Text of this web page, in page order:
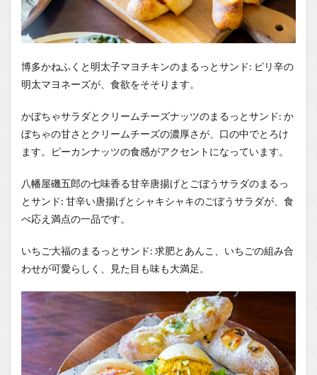
博多かねふくと明太子マヨチキンのまるっとサンド: ピリ辛の
明太マヨネーズが、食欲をそそります。
かぼちゃサラダとクリームチーズナッツのまるっとサンド: か
ぼちゃの甘さとクリームチーズの濃厚さが、口の中でとろけ
ます。ピーカンナッツの食感がアクセントになっています。
八幡屋磯五郎の七味香る甘辛唐揚げとごぼうサラダのまるっ
とサンド: 甘辛い唐揚げとシャキシャキのごぼうサラダが、食
べ応え満点の一品です。
いちご大福のまるっとサンド: 求肥とあんこ、いちごの組み合
わせが可愛らしく、見た目も味も大満足。